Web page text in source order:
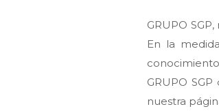
GRUPO
En la
GRUPO
nuestra